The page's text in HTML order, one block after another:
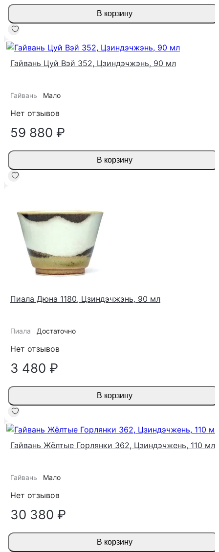
В корзину
Гайвань Цуй Вэй 352, Цзиндэчжэнь, 90 мл
Гайвань Мало
Нет отзывов
59 880 ₽
В корзину
Пиала Дюна 1180, Цзиндэчжэнь, 90 мл
Пиала Достаточно
Нет отзывов
3 480 ₽
В корзину
Гайвань Жёлтые Горлянки 362, Цзиндэчжень, 110 мл
Гайвань Мало
Нет отзывов
30 380 ₽
В корзину